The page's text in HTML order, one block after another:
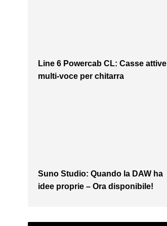
Line 6 Powercab CL: Casse attive
multi-voce per chitarra
Suno Studio: Quando la DAW ha
idee proprie – Ora disponibile!